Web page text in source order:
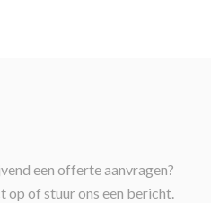
een offerte aanvragen?
op of stuur ons een bericht.